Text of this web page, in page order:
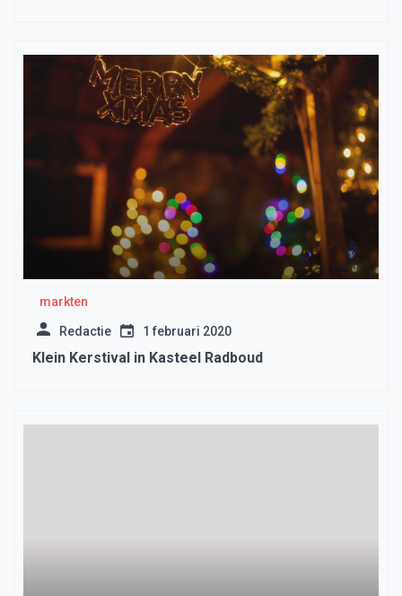
markten
Redactie 1 februari 2020
Klein Kerstival in Kasteel Radboud